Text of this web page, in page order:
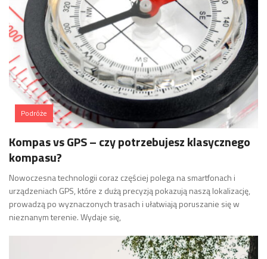
Podróże
Kompas vs GPS – czy potrzebujesz klasycznego
kompasu?
Nowoczesna technologii coraz częściej polega na smartfonach i
urządzeniach GPS, które z dużą precyzją pokazują naszą lokalizację,
prowadzą po wyznaczonych trasach i ułatwiają poruszanie się w
nieznanym terenie. Wydaje się,